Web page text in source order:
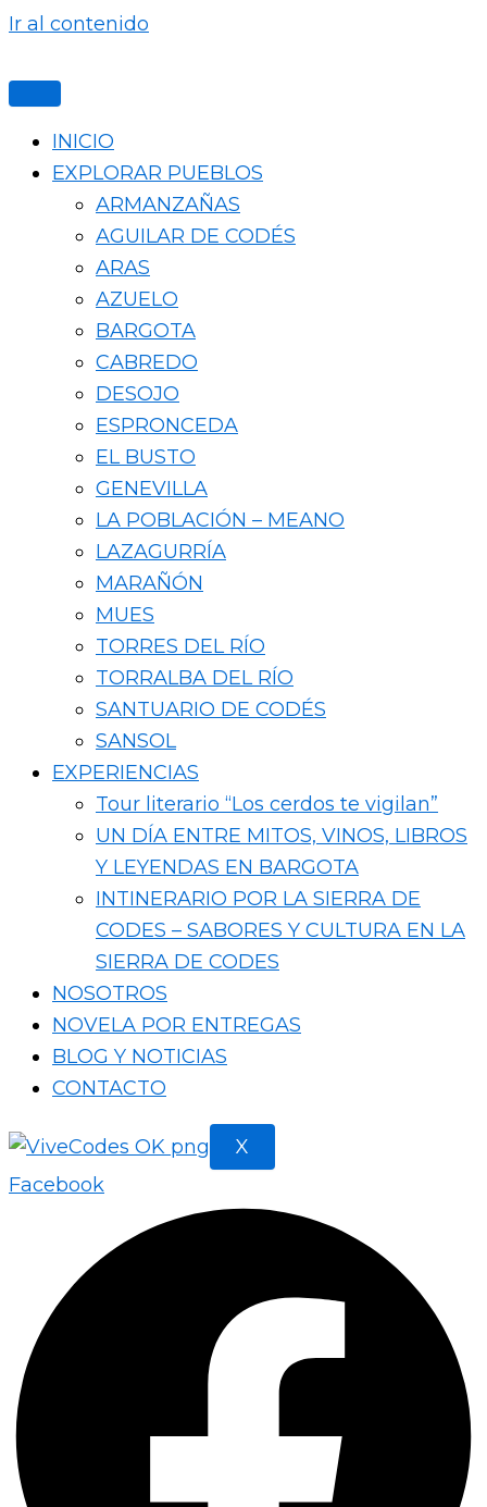
Ir al contenido
INICIO
EXPLORAR PUEBLOS
ARMANZAÑAS
AGUILAR DE CODÉS
ARAS
AZUELO
BARGOTA
CABREDO
DESOJO
ESPRONCEDA
EL BUSTO
GENEVILLA
LA POBLACIÓN – MEANO
LAZAGURRÍA
MARAÑÓN
MUES
TORRES DEL RÍO
TORRALBA DEL RÍO
SANTUARIO DE CODÉS
SANSOL
EXPERIENCIAS
Tour literario “Los cerdos te vigilan”
UN DÍA ENTRE MITOS, VINOS, LIBROS
Y LEYENDAS EN BARGOTA
INTINERARIO POR LA SIERRA DE
CODES – SABORES Y CULTURA EN LA
SIERRA DE CODES
NOSOTROS
NOVELA POR ENTREGAS
BLOG Y NOTICIAS
CONTACTO
X
Facebook